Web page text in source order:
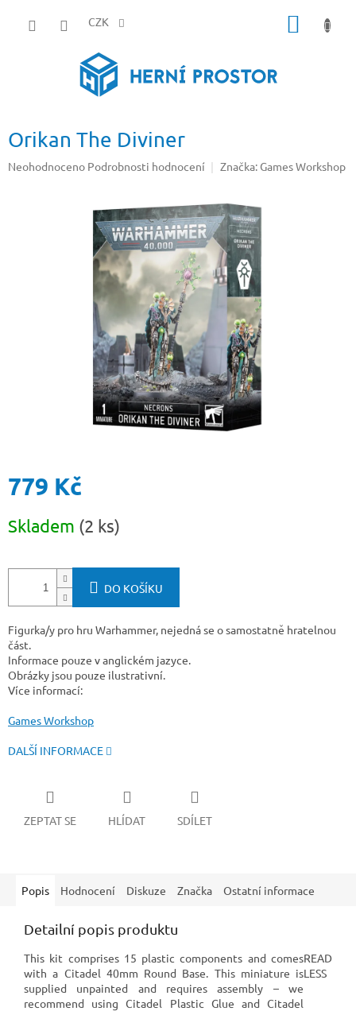
CZK
Orikan The Diviner
Průměrné
Neohodnoceno Podrobnosti hodnocení Značka: Games Workshop
779 Kč
cena:
Skladem (2 ks)
DO KOŠÍKU
Figurka/y pro hru Warhammer, nejedná se o samostatně hratelnou
část.
Informace pouze v anglickém jazyce.
Obrázky jsou pouze ilustrativní.
Více informací:
Games Workshop
DALŠÍ INFORMACE
ZEPTAT SE HLÍDAT SDÍLET
Popis Hodnocení Diskuze Značka Ostatní informace
Detailní popis produktu
This kit comprises 15 plastic components and comes
with a Citadel 40mm Round Base. This miniature is
supplied unpainted and requires assembly – we
recommend using Citadel Plastic Glue and Citadel
READ
LESS